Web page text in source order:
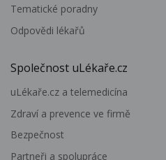
Tematické poradny
Odpovědi lékařů
Společnost uLékaře.cz
uLékaře.cz a telemedicína
Zdraví a prevence ve firmě
Bezpečnost
Partneři a spolupráce